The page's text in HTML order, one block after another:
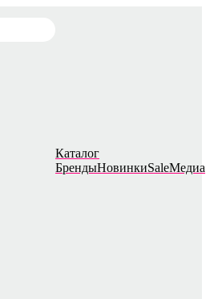
Каталог
БрендыНовинкиSaleМедиа